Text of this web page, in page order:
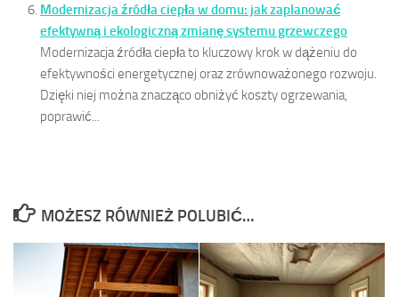
Modernizacja źródła ciepła w domu: jak zaplanować
efektywną i ekologiczną zmianę systemu grzewczego
Modernizacja źródła ciepła to kluczowy krok w dążeniu do
efektywności energetycznej oraz zrównoważonego rozwoju.
Dzięki niej można znacząco obniżyć koszty ogrzewania,
poprawić...
MOŻESZ RÓWNIEŻ POLUBIĆ…